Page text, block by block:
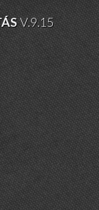
V.9.15